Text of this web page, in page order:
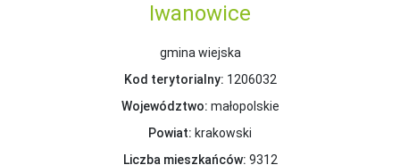
Iwanowice
gmina wiejska
Kod terytorialny: 1206032
Województwo: małopolskie
Powiat: krakowski
Liczba mieszkańców: 9312